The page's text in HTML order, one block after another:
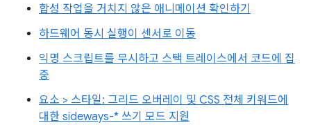
합성 작업을 거치지 않은 애니메이션 확인하기
하드웨어 동시 실행이 센서로 이동
익명 스크립트를 무시하고 스택 트레이스에서 코드에 집
중
요소 > 스타일: 그리드 오버레이 및 CSS 전체 키워드에
대한 sideways-* 쓰기 모드 지원